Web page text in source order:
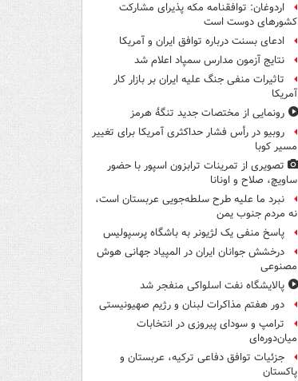
اردوغان: توافقنامه مکه پذیرای مشارکت
کشورهای دوست است
ادعای بسنت درباره توافق ایران و آمریکا
نتایج آزمون مدارس سمپاد اعلام شد
تاثیرات منفی جنگ علیه ایران بر بازار کار
آمریکا
رونمایی از مختصات جدید تنگۀ هرمز
روبیو در رأس فشار حداکثری آمریکا برای تغییر
مسیر کوبا
تصویری از تمرینات ترابزون اسپور با حضور
ساویچ، صلاح و اونانا
نبرد ما علیه طرح سلطه‌جویی عربستان است،
نه مردم جنوب یمن
پاسخ منفی یک لژیونر به باشگاه پرسپولیس
درخشش جوانان ایران در المپیاد جهانی هوش
مصنوعی
پالایشگاه نفت اسلواکی منفجر شد
دور هفتم مذاکرات لبنان و رژیم صهیونیستی
ترامپ و سودای پیروزی در انتخابات
میان‌دوره‌ای
جزئیات توافق دفاعی ترکیه، عربستان و
پاکستان